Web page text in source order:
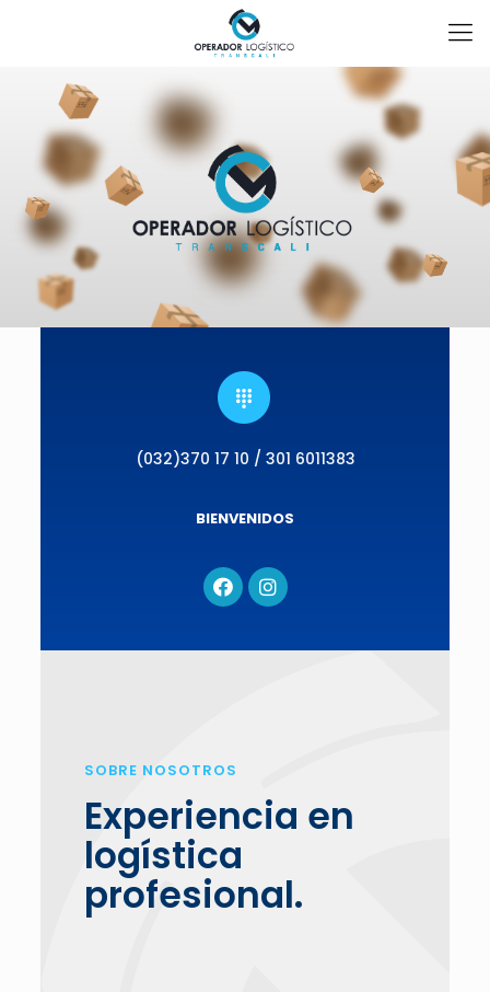
(032)370 17 10 / 301 6011383
BIENVENIDOS
SOBRE NOSOTROS
Experiencia en
logística
profesional.